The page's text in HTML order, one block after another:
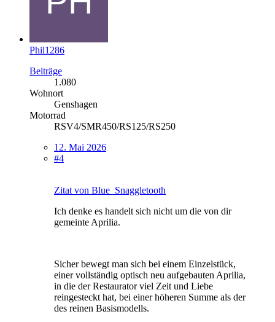
Phil1286
Beiträge
1.080
Wohnort
Genshagen
Motorrad
RSV4/SMR450/RS125/RS250
12. Mai 2026
#4
Zitat von Blue_Snaggletooth
Ich denke es handelt sich nicht um die von dir
gemeinte Aprilia.
Sicher bewegt man sich bei einem Einzelstück,
einer vollständig optisch neu aufgebauten Aprilia,
in die der Restaurator viel Zeit und Liebe
reingesteckt hat, bei einer höheren Summe als der
des reinen Basismodells.